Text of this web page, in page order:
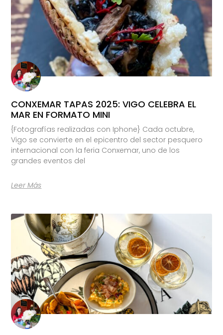
CONXEMAR TAPAS 2025: VIGO CELEBRA EL
MAR EN FORMATO MINI
{Fotografías realizadas con Iphone} Cada octubre,
Vigo se convierte en el epicentro del sector pesquero
internacional con la feria Conxemar, uno de los
grandes eventos del
Leer Más